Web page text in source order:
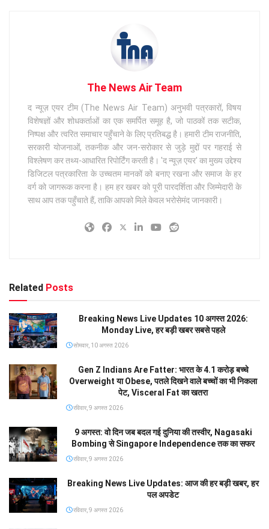
The News Air Team
द न्यूज़ एयर टीम (The News Air Team) अनुभवी पत्रकारों, विषय
विशेषज्ञों और शोधकर्ताओं का एक समर्पित समूह है, जो पाठकों तक सटीक,
निष्पक्ष और त्वरित समाचार पहुँचाने के लिए प्रतिबद्ध है। हमारी टीम राजनीति,
सरकारी योजनाओं, तकनीक और जन-सरोकार से जुड़े मुद्दों पर गहराई से
विश्लेषण कर तथ्य-आधारित रिपोर्टिंग करती है। 'द न्यूज़ एयर' का मुख्य उद्देश्य
डिजिटल पत्रकारिता के उच्चतम मानकों को बनाए रखना और समाज के हर
वर्ग को जागरूक करना है। हम हर खबर को पूरी पारदर्शिता और जिम्मेदारी के
साथ आप तक पहुँचाते हैं, ताकि आपको मिले केवल भरोसेमंद जानकारी।
Related Posts
Breaking News Live Updates 10 अगस्त 2026:
Monday Live, हर बड़ी खबर सबसे पहले
सोमवार, 10 अगस्त 2026
Gen Z Indians Are Fatter: भारत के 4.1 करोड़ बच्चे
Overweight या Obese, पतले दिखने वाले बच्चों का भी निकला
पेट, Visceral Fat का खतरा
रविवार, 9 अगस्त 2026
9 अगस्त: वो दिन जब बदल गई दुनिया की तस्वीर, Nagasaki
Bombing से Singapore Independence तक का सफर
रविवार, 9 अगस्त 2026
Breaking News Live Updates: आज की हर बड़ी खबर, हर
पल अपडेट
रविवार, 9 अगस्त 2026